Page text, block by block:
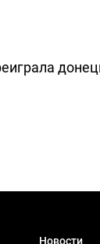
Новости